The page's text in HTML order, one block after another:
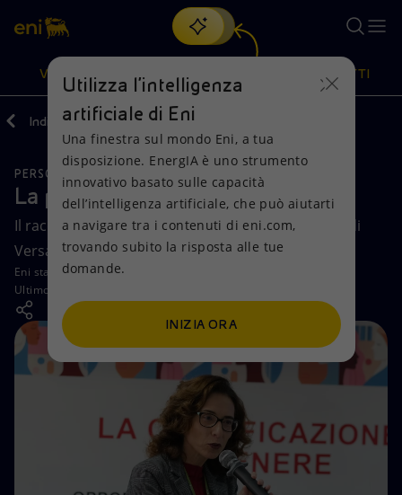
Cerca
scopri EnergIA, la nostra nuova soluzione di intelligenza
artificiale.
VISIONE
Visione
Mission e valori
Persone e Partnership
Net Zero
Modello satellitare
Azioni
Diversificazione energetica
Tecnologie per la transizione
Collaborazioni per l'innovazione
Attività nel mondo
PRODOTTI
Prodotti
Casa
Imprese
Mobilità
Indietro Media Storie
PERSONE
La parola alle nostre persone
Il racconto di Vania Lombardi, ingegnere chimico di
Versalis, la società chimica di Eni.
Eni staff
Ultimo aggiornamento:
Utilizza l'intelligenza
artificiale di Eni
Una finestra sul mondo Eni, a tua
disposizione. EnergIA è uno strumento
innovativo basato sulle capacità
dell’intelligenza artificiale, che può aiutarti
a navigare tra i contenuti di eni.com,
trovando subito la risposta alle tue
domande.
INIZIA ORA